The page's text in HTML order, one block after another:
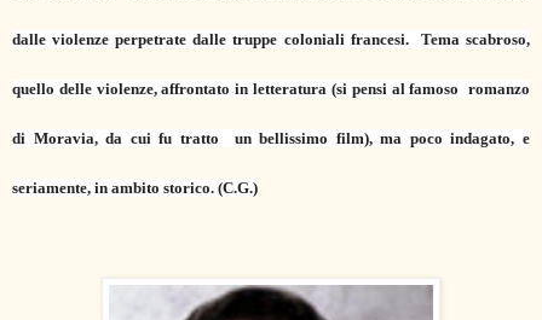
dalle violenze perpetrate dalle truppe coloniali francesi. Tema scabroso,
quello delle violenze, affrontato in letteratura (si pensi al famoso romanzo
di Moravia, da cui fu tratto un bellissimo film), ma poco indagato, e
seriamente, in ambito storico. (C.G.)